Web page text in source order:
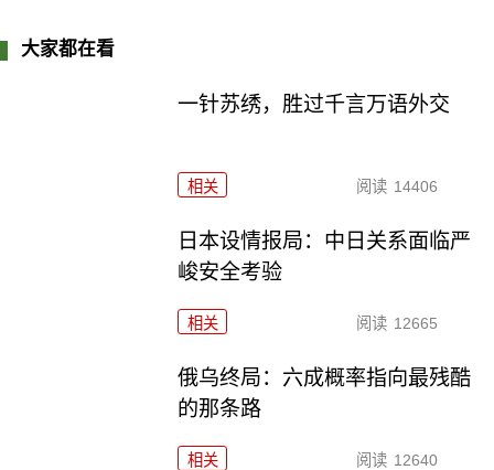
大家都在看
一针苏绣，胜过千言万语外交
相关 阅读 14406
日本设情报局：中日关系面临严
峻安全考验
相关 阅读 12665
俄乌终局：六成概率指向最残酷
的那条路
相关 阅读 12640